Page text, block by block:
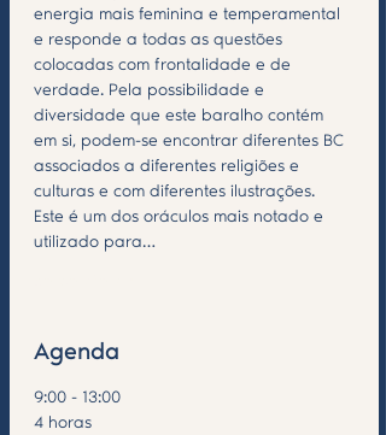
energia mais feminina e temperamental
e responde a todas as questões
colocadas com frontalidade e de
verdade. Pela possibilidade e
diversidade que este baralho contém
em si, podem-se encontrar diferentes BC
associados a diferentes religiões e
culturas e com diferentes ilustrações.
Este é um dos oráculos mais notado e
utilizado para…
Agenda
9:00 - 13:00
4 horas